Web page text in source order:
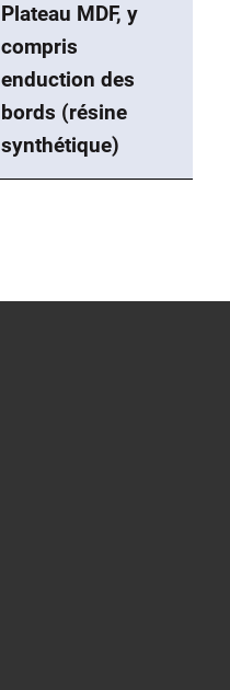
Plateau MDF, y
compris
enduction des
bords (résine
synthétique)